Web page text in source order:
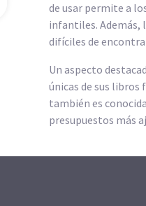
de usar permite a
infantiles. Además,
difíciles de
Un aspecto
únicas de sus
también es
presupuestos más